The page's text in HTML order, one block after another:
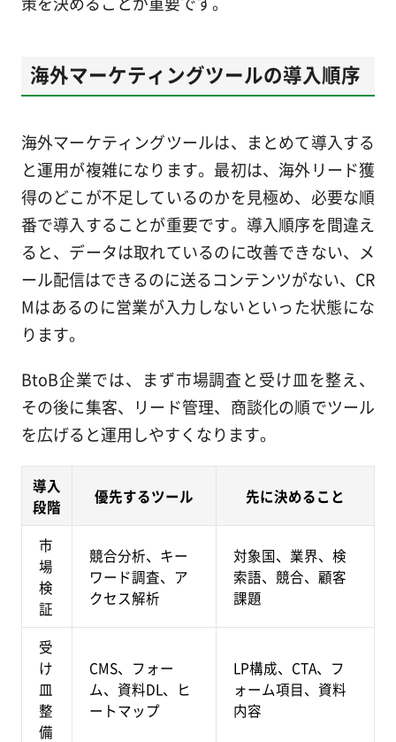
海外マーケティングツールの導入順序
海外マーケティングツールは、まとめて導入する
と運用が複雑になります。最初は、海外リード獲
得のどこが不足しているのかを見極め、必要な順
番で導入することが重要です。導入順序を間違え
ると、データは取れているのに改善できない、メ
ール配信はできるのに送るコンテンツがない、CR
Mはあるのに営業が入力しないといった状態にな
ります。
BtoB企業では、まず市場調査と受け皿を整え、
その後に集客、リード管理、商談化の順でツール
を広げると運用しやすくなります。
導入
段階
優先するツール 先に決めること
市
場
検
証
競合分析、キー
ワード調査、ア
クセス解析
対象国、業界、検
索語、競合、顧客
課題
受
け
皿
整
備
CMS、フォー
ム、資料DL、ヒ
ートマップ
LP構成、CTA、フ
ォーム項目、資料
内容